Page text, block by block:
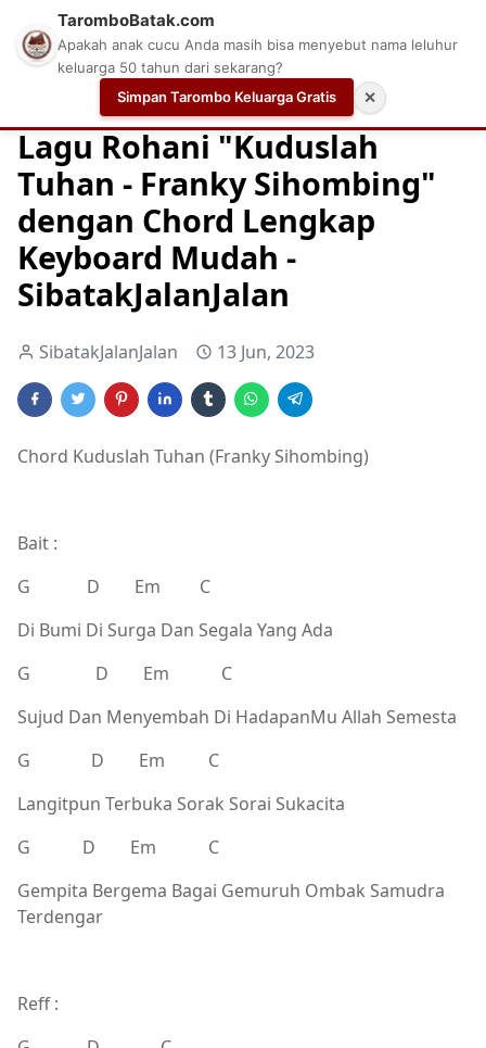
Chord Chord Gitar Lagu Rohani Chord Gitar
Lagu Rohani "Kuduslah
Tuhan - Franky Sihombing"
dengan Chord Lengkap
Keyboard Mudah -
SibatakJalanJalan
SibatakJalanJalan 13 Jun, 2023
Chord Kuduslah Tuhan (Franky Sihombing)
Bait :
G D Em C
Di Bumi Di Surga Dan Segala Yang Ada
G D Em C
Sujud Dan Menyembah Di HadapanMu Allah Semesta
G D Em C
Langitpun Terbuka Sorak Sorai Sukacita
G D Em C
Gempita Bergema Bagai Gemuruh Ombak Samudra
Terdengar
Reff :
TaromboBatak.com
Apakah anak cucu Anda masih bisa menyebut nama leluhur
keluarga 50 tahun dari sekarang?
Simpan Tarombo Keluarga Gratis
✕